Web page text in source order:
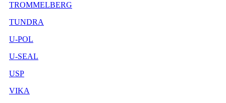
TROMMELBERG
TUNDRA
U-POL
U-SEAL
USP
VIKA